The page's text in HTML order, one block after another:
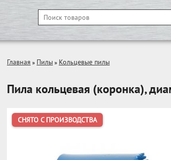
Главная » Пилы » Кольцевые пилы
Пила кольцевая (коронка),
СНЯТО С ПРОИЗВОДСТВА